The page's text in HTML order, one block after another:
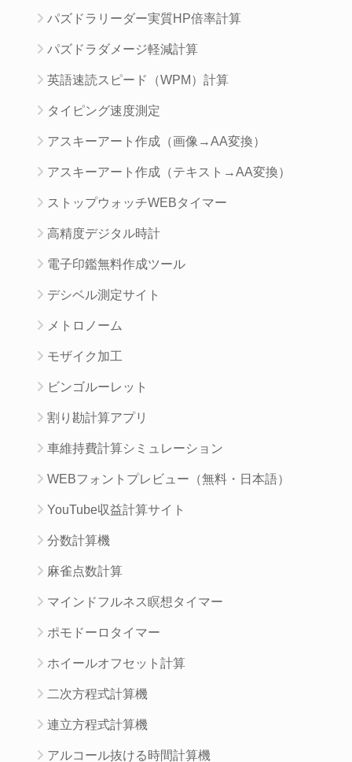
パズドラリーダー実質HP倍率計算
パズドラダメージ軽減計算
英語速読スピード（WPM）計算
タイピング速度測定
アスキーアート作成（画像→AA変換）
アスキーアート作成（テキスト→AA変換）
ストップウォッチWEBタイマー
高精度デジタル時計
電子印鑑無料作成ツール
デシベル測定サイト
メトロノーム
モザイク加工
ビンゴルーレット
割り勘計算アプリ
車維持費計算シミュレーション
WEBフォントプレビュー（無料・日本語）
YouTube収益計算サイト
分数計算機
麻雀点数計算
マインドフルネス瞑想タイマー
ポモドーロタイマー
ホイールオフセット計算
二次方程式計算機
連立方程式計算機
アルコール抜ける時間計算機